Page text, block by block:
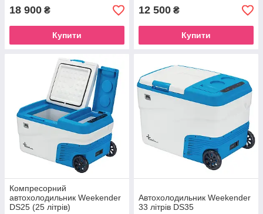
18 900 ₴
Купити
12 500 ₴
Купити
Компресорний
автохолодильник Weekender
DS25 (25 літрів)
Автохолодильник Weekender
33 літрів DS35